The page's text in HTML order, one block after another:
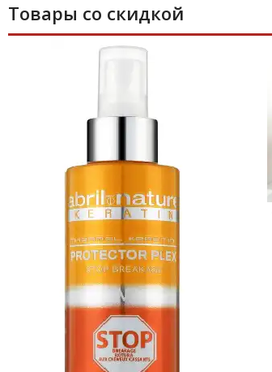
Товары со скидкой